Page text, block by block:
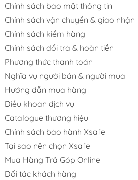
Chính sách bảo mật thông tin
Chính sách vận chuyển & giao nhận
Chính sách kiểm hàng
Chính sách đổi trả & hoàn tiền
Phương thức thanh toán
Nghĩa vụ người bán & người mua
Hướng dẫn mua hàng
Điều khoản dịch vụ
Catalogue thương hiệu
Chính sách bảo hành Xsafe
Tại sao nên chọn Xsafe
Mua Hàng Trả Góp Online
Đối tác khách hàng